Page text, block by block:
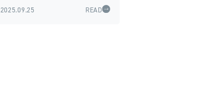
2025.09.25 READ